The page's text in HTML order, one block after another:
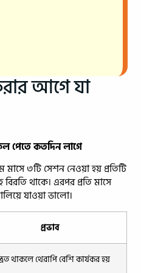
আগে যা
পেতে কতদিন লাগে
মাসে ৩টি সেশন নেওয়া হয় প্রতিটি
থাকে। এরপর প্রতি মাসে
যাওয়া ভালো।
প্রভাব
থাকলে থেরাপি বেশি কার্যকর হয়